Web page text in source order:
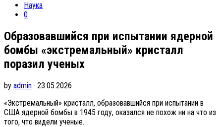
Наука
0
Образовавшийся при испытании ядерной
бомбы «экстремальный» кристалл
поразил ученых
by admin · 23.05.2026
«Экстремальный» кристалл, образовавшийся при испытании в
США ядерной бомбы в 1945 году, оказался не похож ни на что из
того, что видели ученые.